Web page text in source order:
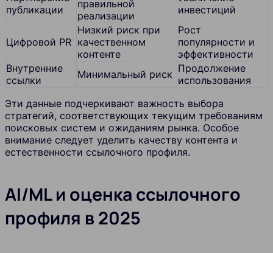
публикации
правильной
реализации
инвестиций
Цифровой PR
Низкий риск при
качественном
контенте
Рост
популярности и
эффективности
Внутренние
ссылки
Минимальный риск Продолжение
использования
Эти данные подчеркивают важность выбора
стратегий, соответствующих текущим требованиям
поисковых систем и ожиданиям рынка. Особое
внимание следует уделить качеству контента и
естественности ссылочного профиля.
AI/ML и оценка ссылочного
профиля в 2025